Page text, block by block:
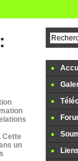
Cette
un
Liens